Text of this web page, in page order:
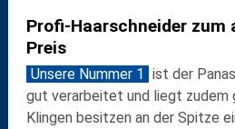
Profi-Haarschneider zum
Preis
Unsere Nummer 1 ist der
gut verarbeitet und liegt zudem
Klingen besitzen an der Spitze